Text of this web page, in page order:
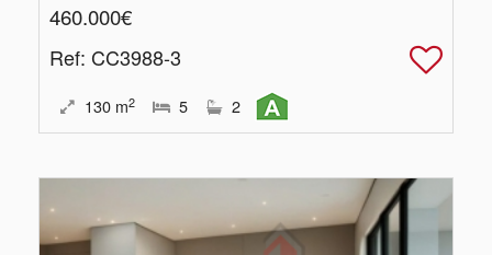
460.000€
Ref: CC3988-3
130 m2 5 2